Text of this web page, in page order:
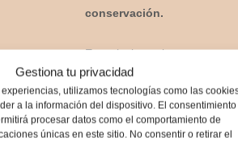
Gestiona tu privacidad
utilizamos tecnologías como las
a la información del dispositivo. El
procesar datos como el comportamiento de
únicas en este sitio. No consentir o retirar el
conservación.
Estas incluyen la
creación de áreas
protegidas, como el
Parque Nacional
Natural Chingaza,que